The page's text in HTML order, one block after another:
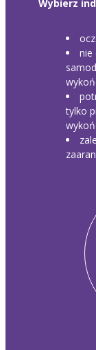
Wybierz
nie
tylko